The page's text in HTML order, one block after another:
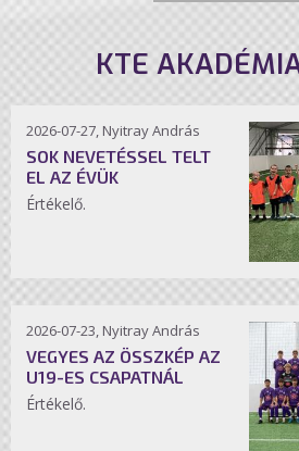
KTE
2026-07-27, Nyitray András
SOK NEVETÉSSEL TELT
EL AZ ÉVÜK
Értékelő.
2026-07-23, Nyitray András
VEGYES AZ ÖSSZKÉP AZ
U19-ES CSAPATNÁL
Értékelő.